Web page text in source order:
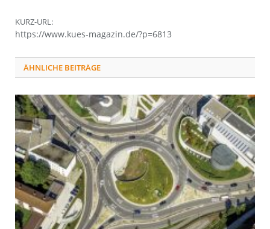
KURZ-URL:
https://www.kues-magazin.de/?p=6813
ÄHNLICHE BEITRÄGE